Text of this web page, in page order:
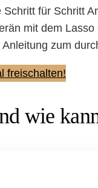
für Schritt
mit dem
zum
freischalten!
wie